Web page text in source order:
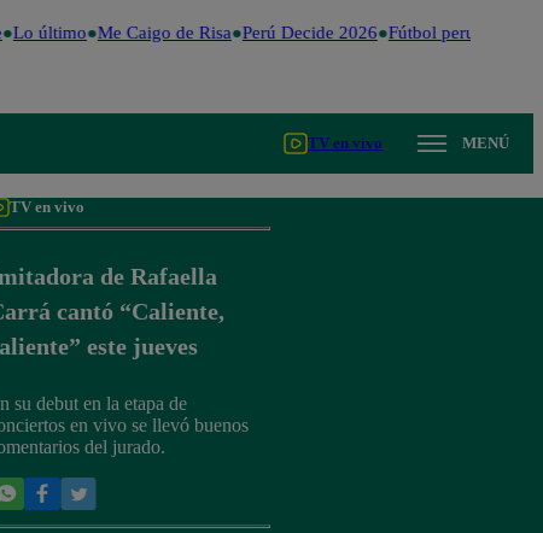
Lo último Me Caigo de Risa Perú Decide 2026 Fútbol peruano
TV en vivo MENÚ
TV en vivo
de Rafaella
cantó “Caliente,
este jueves
su debut en la etapa de
en vivo se llevó buenos
del jurado.